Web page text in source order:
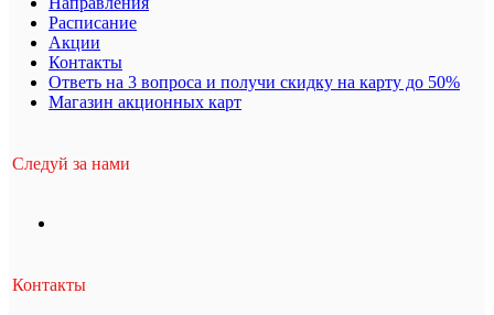
Расписание
Акции
Контакты
Ответь на 3 вопроса и получи скидку на карту до 50%
Магазин акционных карт
Следуй за нами
Контакты